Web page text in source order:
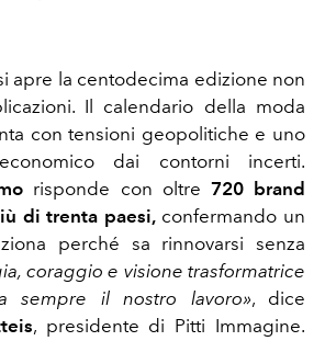
apre la centodecima edizione non
Il calendario della moda
con tensioni geopolitiche e uno
dai contorni incerti.
risponde con oltre 720 brand
di trenta paesi,confermando un
perché sa rinnovarsi senza
coraggio e visione trasformatrice
sempre il nostro lavoro», dice
, presidente di Pitti Immagine.